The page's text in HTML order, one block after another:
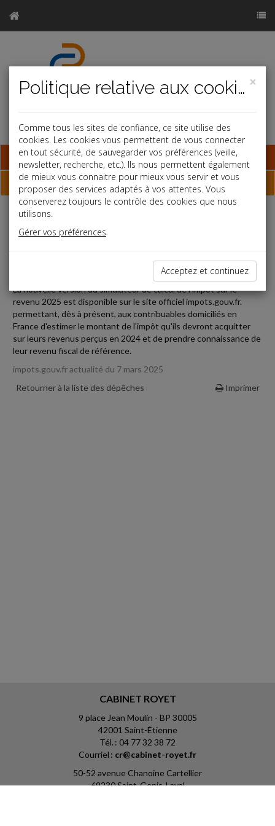
Base documentaire
Dépêches
Fiscal TPE
La nouvelle version du simulateur de calcul de l'impôt sur le
revenu 2025 est disponible sur le site officiel impots.gouv.fr.
permettant, dès à présent, aux contribuables domiciliés en
France d'estimer le montant de l'impôt qu'ils devront acquitter
sur leurs revenus perçus en 2024 et de prendre connaissance de
leur revenu fiscal de référence.
impots.gouv.fr actualité du 7 mars 2025
Retourner à la liste des dépêches
Imprimer
CABINET ROYET
9 place Jean Moulin - BP 30005
42001 Saint-Étienne
Tél. : 04 77 32 38 72
Courriel : cr@cabinet-royet.fr
50-52 avenue Chanoine Cartellier
69230 Saint-Genis-Laval
×
Politique relative aux cookies
Comme tous les sites de confiance, ce site utilise des
cookies. Les cookies vous permettent de vous connecter
en tout sécurité, de sauvegarder vos préférences (veille,
newsletter, recherche, etc.). Ils nous permettent également
de mieux vous connaitre pour mieux vous servir et vous
proposer des services adaptés à vos attentes. Vous
conserverez toujours le contrôle des cookies que nous
utilisons.
Gérer vos préférences
Acceptez et continuez